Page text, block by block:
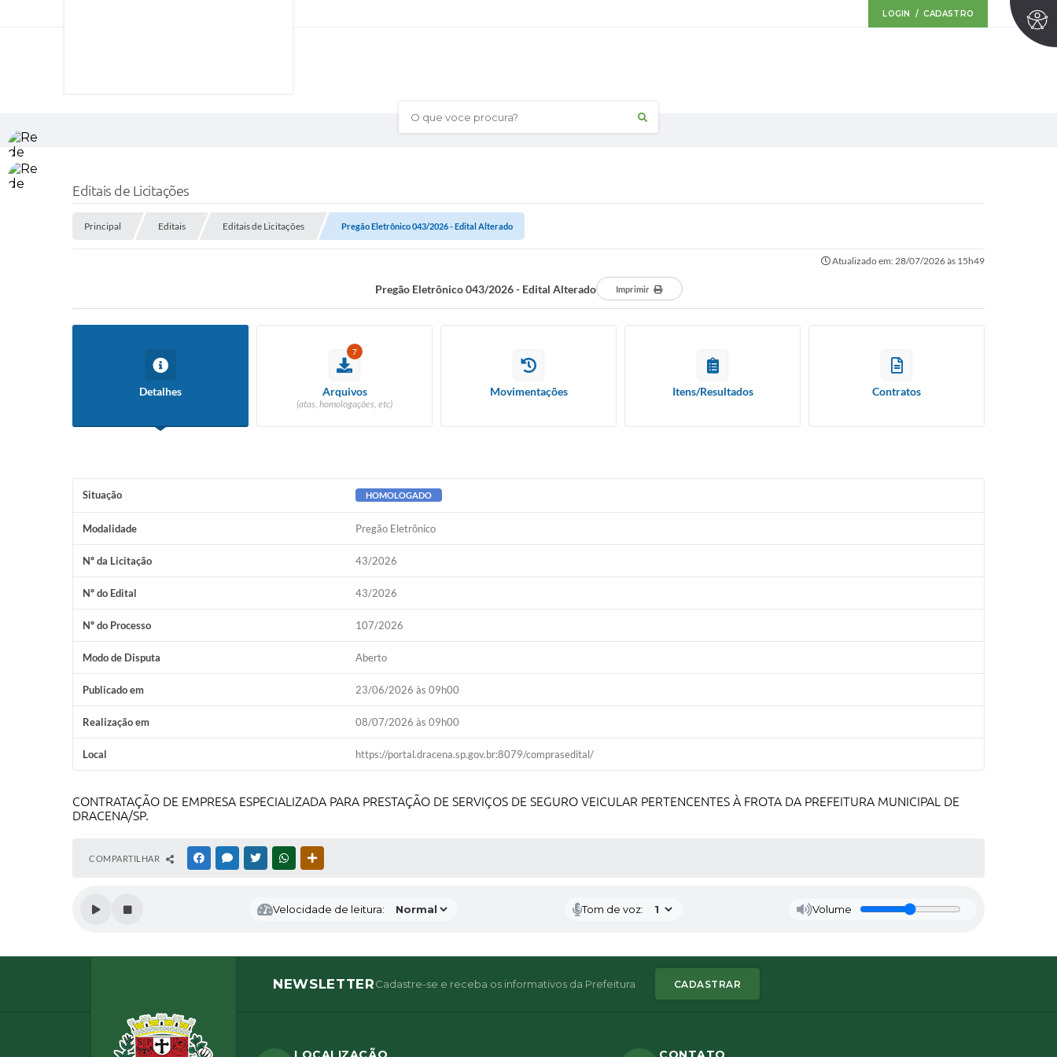
LOGIN / CADASTRO
O que voce procura?
Editais de Licitações
Principal Editais Editais de Licitações Pregão Eletrônico 043/2026 - Edital Alterado
Atualizado em: 28/07/2026 às 15h49
Pregão Eletrônico 043/2026 - Edital Alterado Imprimir
Detalhes
7
Arquivos
(atas, homologações, etc)
Movimentações Itens/Resultados Contratos
Situação HOMOLOGADO
Modalidade Pregão Eletrônico
Nº da Licitação 43/2026
Nº do Edital 43/2026
Nº do Processo 107/2026
Modo de Disputa Aberto
Publicado em 23/06/2026 às 09h00
Realização em 08/07/2026 às 09h00
Local https://portal.dracena.sp.gov.br:8079/comprasedital/
CONTRATAÇÃO DE EMPRESA ESPECIALIZADA PARA PRESTAÇÃO DE SERVIÇOS DE SEGURO VEICULAR PERTENCENTES À FROTA DA PREFEITURA MUNICIPAL DE
DRACENA/SP.
COMPARTILHAR FACEBOOKMESSENGER
TWITTERWHATSAPP
Velocidade de leitura: Tom de voz: Volume
NEWSLETTERCadastre-se e receba os informativos da Prefeitura CADASTRAR